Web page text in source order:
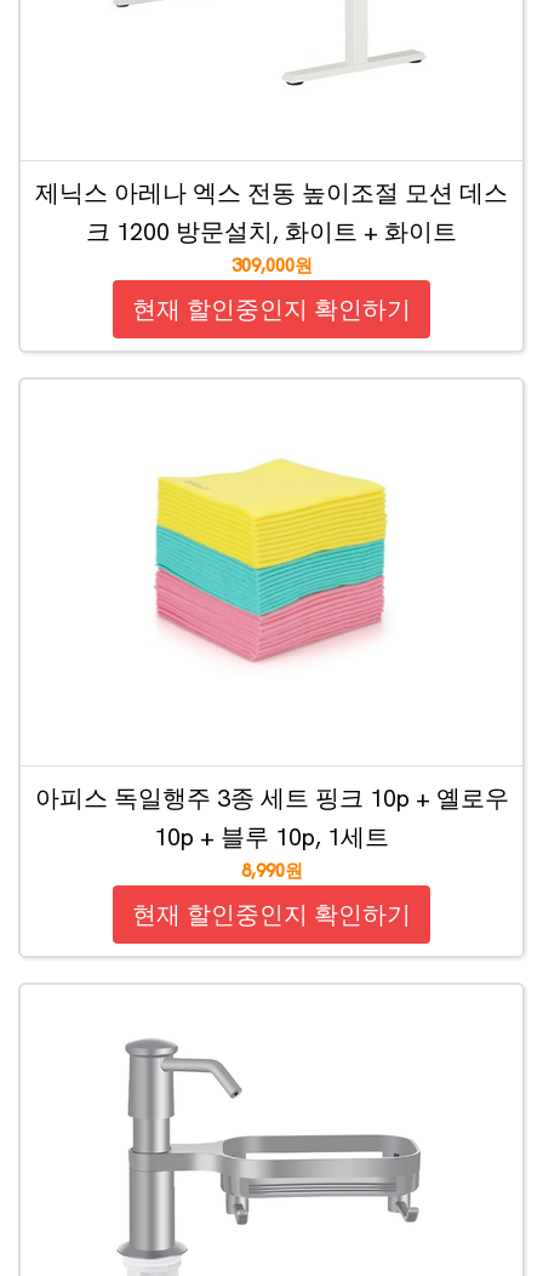
제닉스 아레나 엑스 전동 높이조절 모션 데스
크 1200 방문설치, 화이트 + 화이트
309,000원
현재 할인중인지 확인하기
아피스 독일행주 3종 세트 핑크 10p + 옐로우
10p + 블루 10p, 1세트
8,990원
현재 할인중인지 확인하기